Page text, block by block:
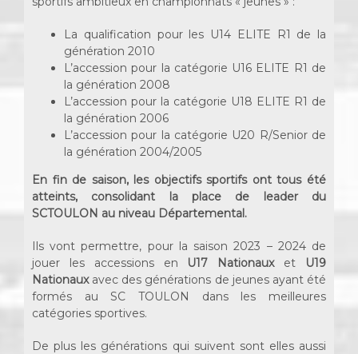
La qualification pour les U14 ELITE R1 de la
génération 2010
L’accession pour la catégorie U16 ELITE R1 de
la génération 2008
L’accession pour la catégorie U18 ELITE R1 de
la génération 2006
L’accession pour la catégorie U20 R/Senior de
la génération 2004/2005
En fin de saison, les objectifs sportifs ont tous été
atteints, consolidant la place de leader du
SCTOULON au niveau Départemental.
Ils vont permettre, pour la saison 2023 – 2024 de
jouer les accessions en U17 Nationauxet
U19
Nationauxavec des générations de jeunes ayant été
formés au SC TOULON dans les meilleures
catégories sportives.
De plus les générations qui suivent sont elles aussi